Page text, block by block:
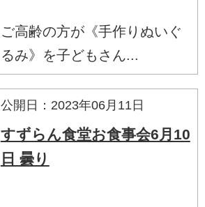
ご高齢の方が《手作りぬいぐ
るみ》を子どもさん...
公開日：2023年06月11日
すずらん食堂お食事会6月10
日 曇り